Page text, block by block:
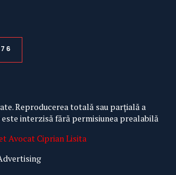
Reproducerea totală sau parțială a
interzisă fără permisiunea prealabilă
Avocat Ciprian Lisita